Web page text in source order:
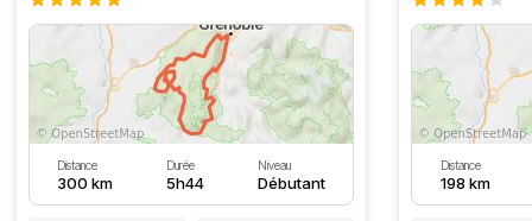
Distance
300 km
Durée
5h44
Niveau
Débutant
Distance
198 km